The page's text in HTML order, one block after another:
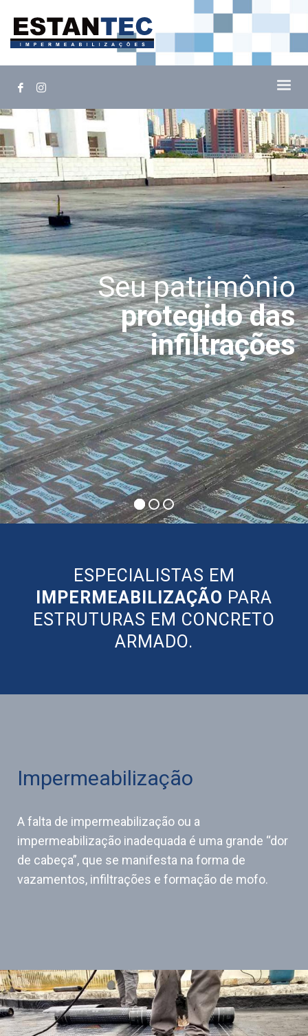
Seu patrimônio
protegido das
infiltrações
ESPECIALISTAS EM
IMPERMEABILIZAÇÃO PARA
ESTRUTURAS EM CONCRETO
ARMADO.
Impermeabilização
A falta de impermeabilização ou a
impermeabilização inadequada é uma grande “dor
de cabeça”, que se manifesta na forma de
vazamentos, infiltrações e formação de mofo.